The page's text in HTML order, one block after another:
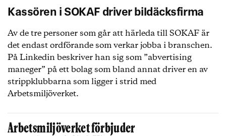
Kassören i SOKAF driver bildäcksfirma
Av de tre personer som går att härleda till SOKAF är
det endast ordförande som verkar jobba i branschen.
På Linkedin beskriver han sig som ”abvertising
maneger” på ett bolag som bland annat driver en av
strippklubbarna som ligger i strid med
Arbetsmiljöverket.
Arbetsmiljöverket förbjuder